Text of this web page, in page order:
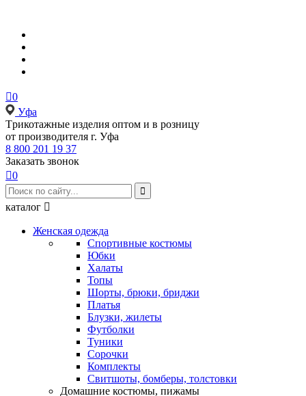
0
Уфа
Tрикотажные изделия оптом и в розницу
от производителя г. Уфа
8 800 201 19 37
Заказать звонок
0

каталог 
Женская одежда
Спортивные костюмы
Юбки
Халаты
Топы
Шорты, брюки, бриджи
Платья
Блузки, жилеты
Футболки
Туники
Сорочки
Комплекты
Свитшоты, бомберы, толстовки
Домашние костюмы, пижамы